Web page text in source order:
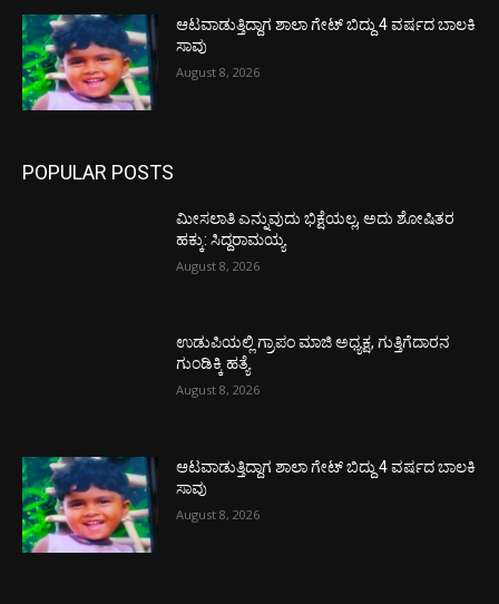
ಆಟವಾಡುತ್ತಿದ್ದಾಗ ಶಾಲಾ ಗೇಟ್‌ ಬಿದ್ದು 4 ವರ್ಷದ ಬಾಲಕಿ
ಸಾವು
August 8, 2026
POPULAR POSTS
ಮೀಸಲಾತಿ ಎನ್ನುವುದು ಭಿಕ್ಷೆಯಲ್ಲ, ಅದು ಶೋಷಿತರ
ಹಕ್ಕು: ಸಿದ್ದರಾಮಯ್ಯ
August 8, 2026
ಉಡುಪಿಯಲ್ಲಿ ಗ್ರಾಪಂ ಮಾಜಿ ಅಧ್ಯಕ್ಷ, ಗುತ್ತಿಗೆದಾರನ
ಗುಂಡಿಕ್ಕಿ ಹತ್ಯೆ
August 8, 2026
ಆಟವಾಡುತ್ತಿದ್ದಾಗ ಶಾಲಾ ಗೇಟ್‌ ಬಿದ್ದು 4 ವರ್ಷದ ಬಾಲಕಿ
ಸಾವು
August 8, 2026